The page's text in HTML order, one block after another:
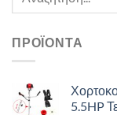
ΠΡΟΪΌΝΤΑ
5.5HP